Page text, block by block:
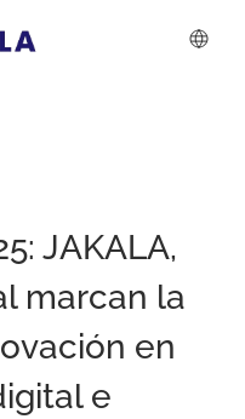
JAKALA,
marcan la
en
e